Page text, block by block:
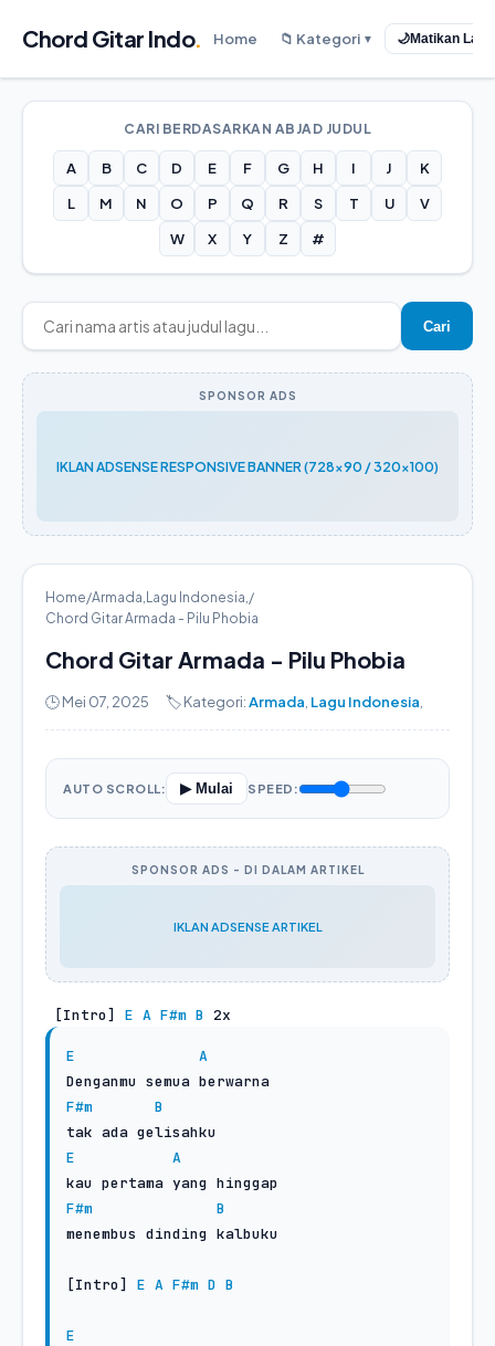
Chord Gitar Indo. Home 📁 Kategori ▼ 🌙Matikan
CARI BERDASARKAN ABJAD JUDUL
A B C D E F G H I J
K
L
M N O P Q R S T U
V
W
X Y Z #
Cari
SPONSOR ADS
IKLAN ADSENSE RESPONSIVE BANNER (728x90 / 320x100)
Home/Armada, Lagu Indonesia,/
Chord Gitar Armada - Pilu Phobia
Chord Gitar Armada - Pilu Phobia
🕒 Mei 07, 2025 🏷️ Kategori:Armada Lagu Indonesia
AUTO SCROLL: ▶ Mulai SPEED:
SPONSOR ADS - DI DALAM ARTIKEL
IKLAN ADSENSE ARTIKEL
[Intro] E A F#m B 2x
E
A
F#m
B
E
A
F#m
B
menembus dinding kalbuku
[Intro] E A F#m D B
E